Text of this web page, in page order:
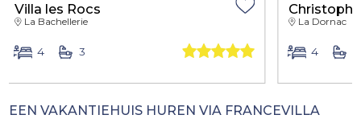
Villa les Rocs
La Bachellerie
4 3
Christopha
La Dornac
4
EEN VAKANTIEHUIS HUREN VIA FRANCEVILLA